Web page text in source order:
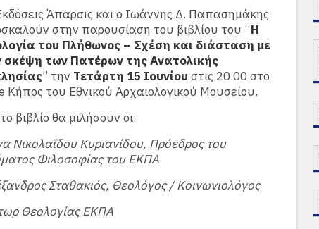
Άπαρσις και ο Ιωάννης Δ. Παπασημάκης
στην παρουσίαση του βιβλίου του “Η
του Πλήθωνος – Σχέση και διάσταση με
σκέψη των Πατέρων της Ανατολικής
” την Τετάρτη 15 Ιουνίου στις 20.00 στο
Κήπος του Εθνικού Αρχαιολογικού Μουσείου.
βιβλίο θα μιλήσουν οι:
Νικολαΐδου Κυριανίδου, Πρόεδρος του
Φιλοσοφίας του ΕΚΠΑ
Σταθακιός, Θεολόγος / Κοινωνιολόγος
Θεολογίας ΕΚΠΑ